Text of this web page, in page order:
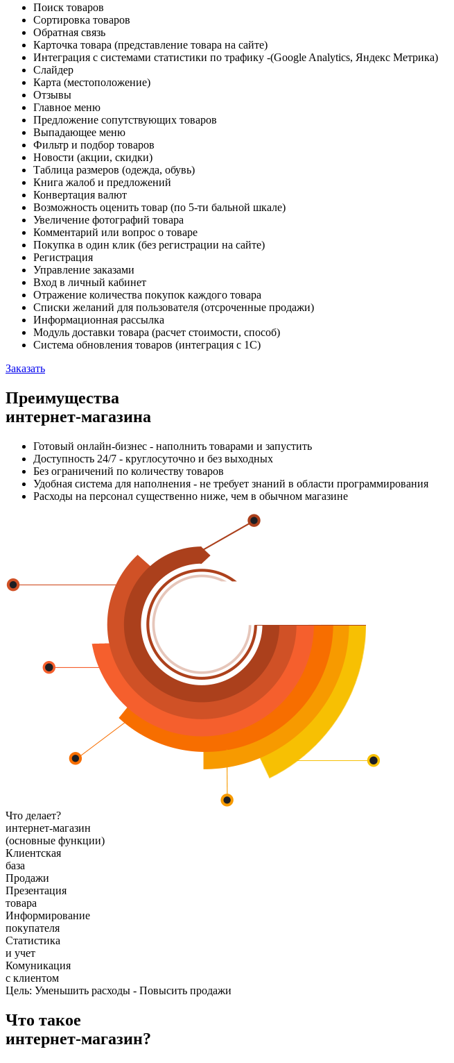
Поиск товаров
Сортировка товаров
Обратная связь
Карточка товара (представление товара на сайте)
Интеграция с системами статистики по трафику -(Google Analytics, Яндекс Метрика)
Слайдер
Карта (местоположение)
Отзывы
Главное меню
Предложение сопутствующих товаров
Выпадающее меню
Фильтр и подбор товаров
Новости (акции, скидки)
Таблица размеров (одежда, обувь)
Книга жалоб и предложений
Конвертация валют
Возможность оценить товар (по 5-ти бальной шкале)
Увеличение фотографий товара
Комментарий или вопрос о товаре
Покупка в один клик (без регистрации на сайте)
Регистрация
Управление заказами
Вход в личный кабинет
Отражение количества покупок каждого товара
Списки желаний для пользователя (отсроченные продажи)
Информационная рассылка
Модуль доставки товара (расчет стоимости, способ)
Система обновления товаров (интеграция с 1С)
Заказать
Преимущества
интернет-магазина
Готовый онлайн-бизнес - наполнить товарами и запустить
Доступность 24/7 - круглосуточно и без выходных
Без ограничений по количеству товаров
Удобная система для наполнения - не требует знаний в области программирования
Расходы на персонал существенно ниже, чем в обычном магазине
Что делает?
интернет-магазин
(основные функции)
Клиентская
база
Продажи
Презентация
товара
Информирование
покупателя
Статистика
и учет
Комуникация
с клиентом
Цель: Уменьшить расходы - Повысить продажи
Что такое
интернет-магазин?